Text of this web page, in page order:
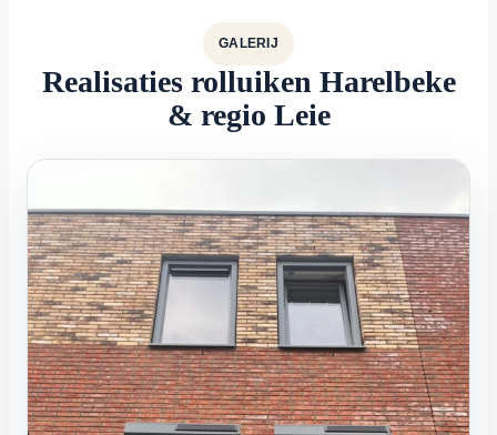
GALERIJ
Realisaties rolluiken Harelbeke
& regio Leie